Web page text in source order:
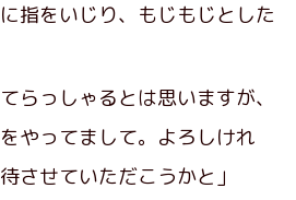
指をいじり、もじもじとした
らっしゃるとは思いますが、
やってまして。よろしけれ
させていただこうかと」